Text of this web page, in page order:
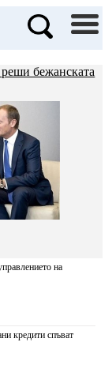
бежанската
на
кредити спъват